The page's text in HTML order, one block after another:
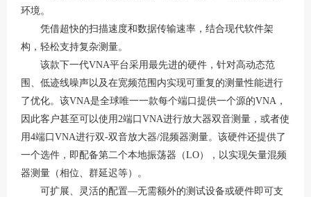
环境。
凭借超快的扫描速度和数据传输速率，结合现代软件架
构，轻松支持复杂测量。
该款下一代VNA平台采用最先进的硬件，针对高动态范
围、低迹线噪声以及在宽频范围内实现可重复的测量性能进行
了优化。该VNA是全球唯一一款每个端口提供一个源的VNA，
因此客户甚至可以使用2端口VNA进行放大器双音测量，或者使
用4端口VNA进行双-双音放大器/混频器测量。该硬件还提供了
一个选件，即配备第二个本地振荡器（LO），以实现矢量混频
器测量（相位、群延迟等）。
可扩展、灵活的配置—无需额外的测试设备或硬件即可支